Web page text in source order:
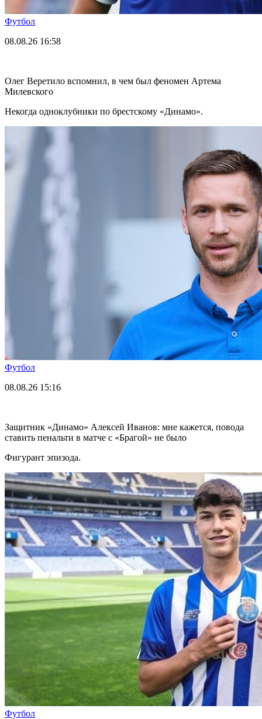
Футбол
08.08.26 16:58
Олег Веретило вспомнил, в чем был феномен Артема
Милевского
Некогда одноклубники по брестскому «Динамо».
Футбол
08.08.26 15:16
Защитник «Динамо» Алексей Иванов: мне кажется, повода
ставить пенальти в матче с «Брагой» не было
Фигурант эпизода.
Футбол